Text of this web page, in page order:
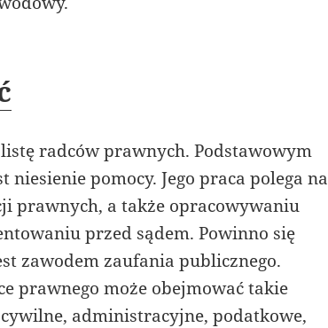
radców prawnych. Podstawowym
pomocy. Jego praca polega na
prawnych, a także opracowywaniu
przed sądem. Powinno się
zawodem zaufania publicznego.
prawnego może obejmować takie
administracyjne, podatkowe,